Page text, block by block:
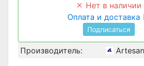
Нет в наличии
Оплата и доставка
Подписаться
Производитель: